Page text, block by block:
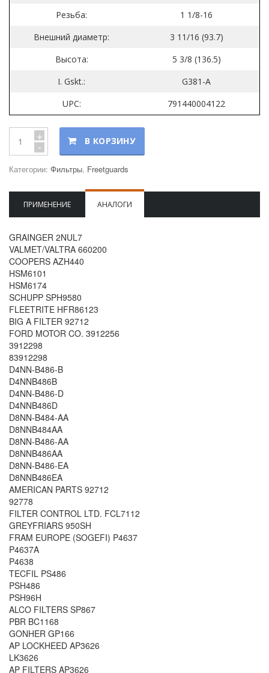
Резьба:
1 1/8-16
Внешний диаметр:
3 11/16 (93.7)
Высота:
5 3/8 (136.5)
I. Gskt.:
G381-A
UPC:
791440004122
+
- В КОРЗИНУ
Категории: Фильтры, Freetguards
ПРИМЕНЕНИЕ АНАЛОГИ
GRAINGER 2NUL7
VALMET/VALTRA 660200
COOPERS AZH440
HSM6101
HSM6174
SCHUPP SPH9580
FLEETRITE HFR86123
BIG A FILTER 92712
FORD MOTOR CO. 3912256
3912298
83912298
D4NN-B486-B
D4NNB486B
D4NN-B486-D
D4NNB486D
D8NN-B484-AA
D8NNB484AA
D8NN-B486-AA
D8NNB486AA
D8NN-B486-EA
D8NNB486EA
AMERICAN PARTS 92712
92778
FILTER CONTROL LTD. FCL7112
GREYFRIARS 950SH
FRAM EUROPE (SOGEFI) P4637
P4637A
P4638
TECFIL PS486
PSH486
PSH96H
ALCO FILTERS SP867
PBR BC1168
GONHER GP166
AP LOCKHEED AP3626
LK3626
AP FILTERS AP3626